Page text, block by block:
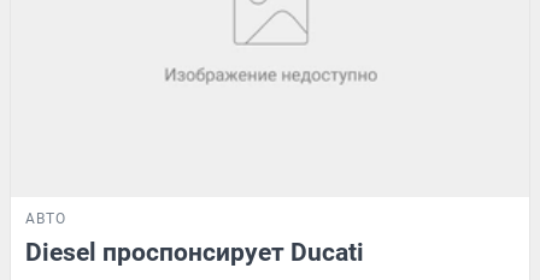
АВТО
Diesel проспонсирует Ducati